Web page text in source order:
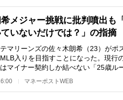
メジャー挑戦に批判噴出も
ていないだけでは？」の指
マリーンズの佐々木朗希（23）がポ
入りを目指すことになった。現行
マイナー契約しか結べない「25歳ル
マネーポストWEB